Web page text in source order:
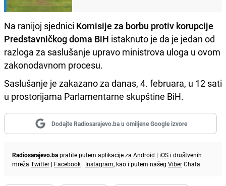
Na ranijoj sjednici Komisije za borbu protiv korupcije
Predstavničkog doma BiH istaknuto je da je jedan od
razloga za saslušanje upravo ministrova uloga u ovom
zakonodavnom procesu.
Saslušanje je zakazano za danas, 4. februara, u 12 sati
u prostorijama Parlamentarne skupštine BiH.
Dodajte Radiosarajevo.ba u omiljene Google izvore
Radiosarajevo.bapratite putem aplikacije za Android | iOS i društvenih
mreža Twitter | Facebook | Instagram, kao i putem našeg ViberChata.